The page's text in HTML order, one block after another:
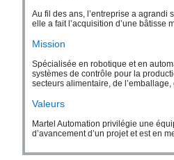
Au fil des ans, l’entreprise a agrandi
elle a fait l’acquisition d’une
Mission
Spécialisée en robotique et en
systèmes de contrôle pour la
secteurs alimentaire, de
Valeurs
Martel Automation privilégie une
d’avancement d’un projet et est en